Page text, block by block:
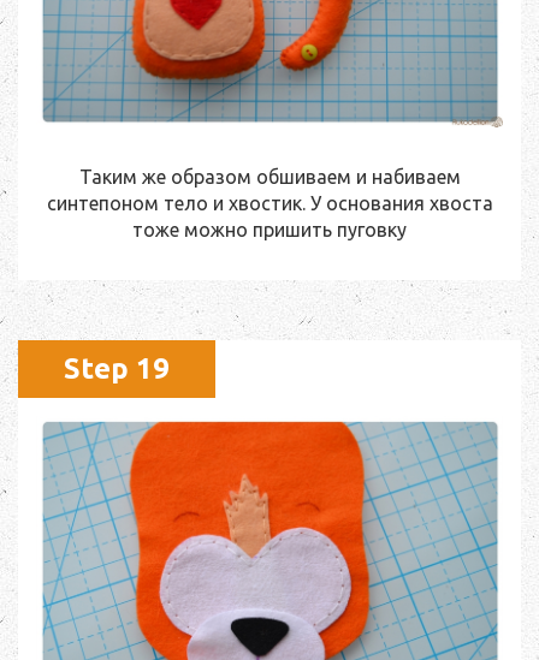
Таким же образом обшиваем и набиваем
синтепоном тело и хвостик. У основания хвоста
тоже можно пришить пуговку
Step 19